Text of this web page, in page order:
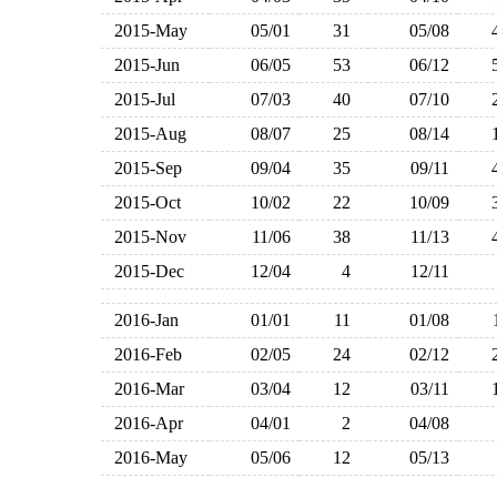
2015-May
05/01 31 05/08
2015-Jun
06/05 53 06/12
2015-Jul
07/03 40 07/10
2015-Aug
08/07 25 08/14
2015-Sep
09/04 35 09/11
2015-Oct
10/02 22 10/09
2015-Nov
11/06 38 11/13
2015-Dec
12/04 4 12/11
2016-Jan 01/01 11 01/08
2016-Feb
02/05 24 02/12
2016-Mar
03/04 12 03/11
2016-Apr
04/01 2
04/08
2016-May
05/06 12 05/13